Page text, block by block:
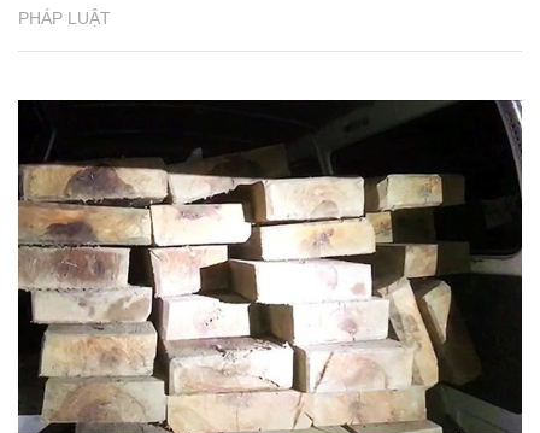
PHÁP LUẬT